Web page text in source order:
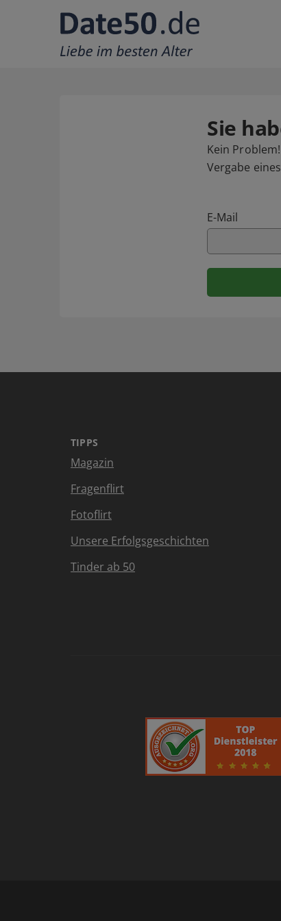
Sie
Kein
Vergabe
E-Mail
TIPPS
Magazin
Fragenflirt
Fotoflirt
Unsere Erfolgsgeschichten
Tinder ab 50